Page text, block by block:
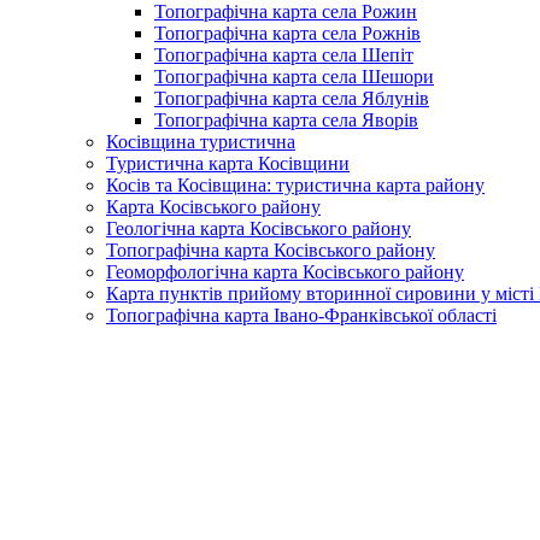
Топографічна карта села Рожин
Топографічна карта села Рожнів
Топографічна карта села Шепіт
Топографічна карта села Шешори
Топографічна карта села Яблунів
Топографічна карта села Яворів
Косівщина туристична
Туристична карта Косівщини
Косів та Косівщина: туристична карта району
Карта Косівського району
Геологічна карта Косівського району
Топографічна карта Косівського району
Геоморфологічна карта Косівського району
Карта пунктів прийому вторинної сировини у місті
Топографічна карта Івано-Франківської області